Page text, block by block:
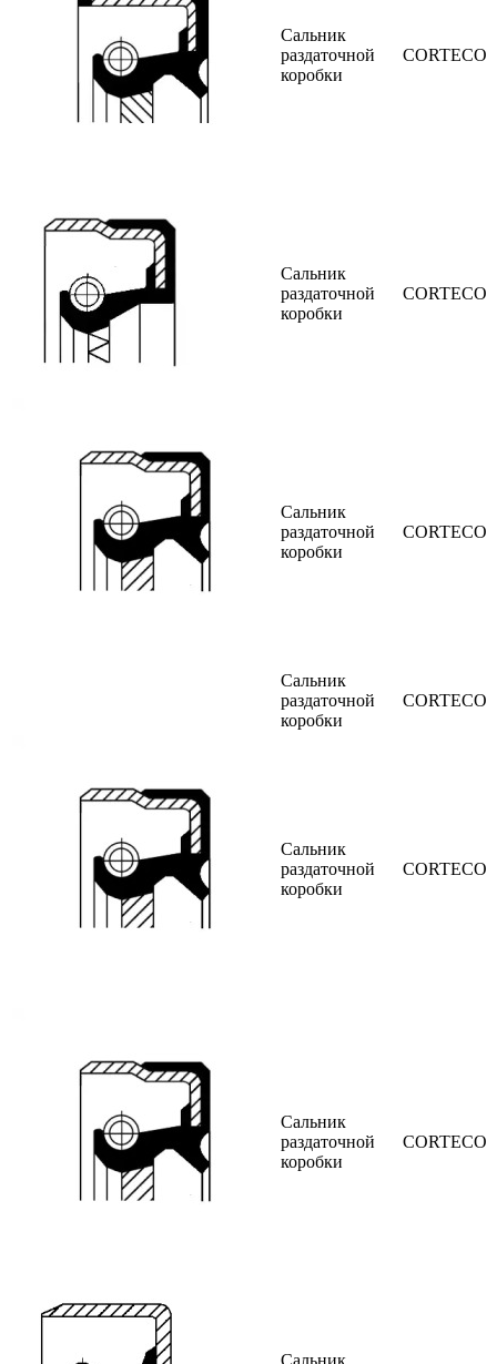
Сальник
раздаточной
коробки
CORTECO
Сальник
раздаточной
коробки
CORTECO
Сальник
раздаточной
коробки
CORTECO
Сальник
раздаточной
коробки
CORTECO
Сальник
раздаточной
коробки
CORTECO
Сальник
раздаточной
коробки
CORTECO
Сальник